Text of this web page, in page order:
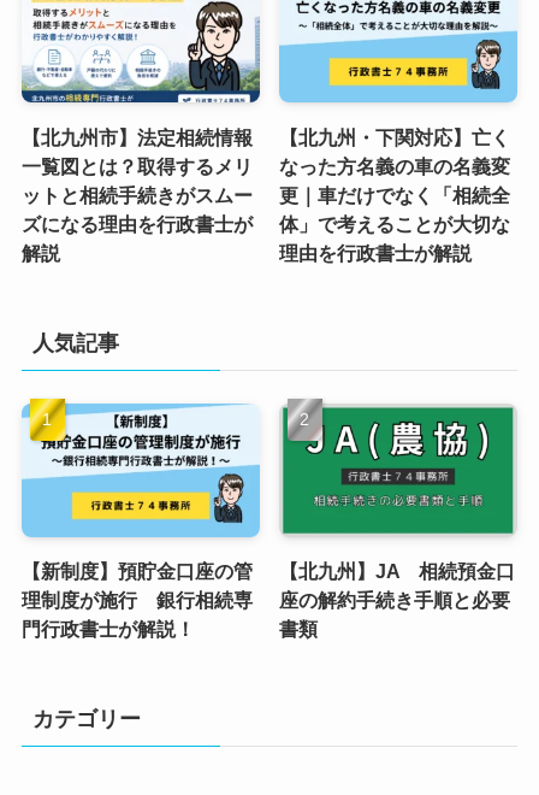
【北九州市】法定相続情報
一覧図とは？取得するメリ
ットと相続手続きがスムー
ズになる理由を行政書士が
解説
【北九州・下関対応】亡く
なった方名義の車の名義変
更｜車だけでなく「相続全
体」で考えることが大切な
理由を行政書士が解説
人気記事
【新制度】預貯金口座の管
理制度が施行 銀行相続専
門行政書士が解説！
【北九州】JA 相続預金口
座の解約手続き手順と必要
書類
カテゴリー